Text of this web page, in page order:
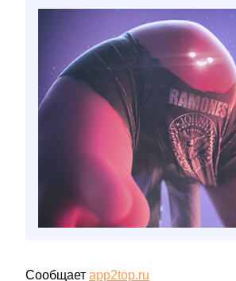
Сообщает app2top.ru